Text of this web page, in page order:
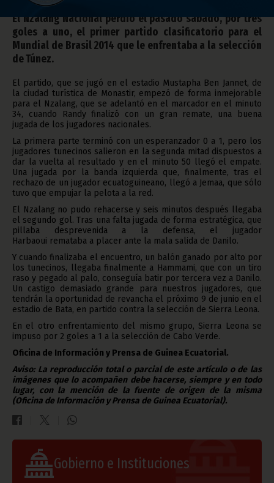
El Nzalang Nacional perdió el pasado sábado, por tres
goles a uno, el primer partido clasificatorio para el
Mundial de Brasil 2014 que le enfrentaba a la selección
de Túnez.
El partido, que se jugó en el estadio Mustapha Ben Jannet, de
la ciudad turística de Monastir, empezó de forma inmejorable
para el Nzalang, que se adelantó en el marcador en el minuto
34, cuando Randy finalizó con un gran remate, una buena
jugada de los jugadores nacionales.
La primera parte terminó con un esperanzador 0 a 1, pero los
jugadores tunecinos salieron en la segunda mitad dispuestos a
dar la vuelta al resultado y en el minuto 50 llegó el empate.
Una jugada por la banda izquierda que, finalmente, tras el
rechazo de un jugador ecuatoguineano, llegó a Jemaa, que sólo
tuvo que empujar la pelota a la red.
El Nzalang no pudo rehacerse y seis minutos después llegaba
el segundo gol. Tras una falta jugada de forma estratégica, que
pillaba desprevenida a la defensa, el jugador
Harbaoui remataba a placer ante la mala salida de Danilo.
Y cuando finalizaba el encuentro, un balón ganado por alto por
los tunecinos, llegaba finalmente a Hammami, que con un tiro
raso y pegado al palo, conseguía batir por tercera vez a Danilo.
Un castigo demasiado grande para nuestros jugadores, que
tendrán la oportunidad de revancha el próximo 9 de junio en el
estadio de Bata, en partido contra la selección de Sierra Leona.
En el otro enfrentamiento del mismo grupo, Sierra Leona se
impuso por 2 goles a 1 a la selección de Cabo Verde.
Oficina de Información y Prensa de Guinea Ecuatorial.
Aviso: La reproducción total o parcial de este artículo o de las
imágenes que lo acompañen debe hacerse, siempre y en todo
lugar, con la mención de la fuente de origen de la misma
(Oficina de Información y Prensa de Guinea Ecuatorial).
Gobierno e Instituciones